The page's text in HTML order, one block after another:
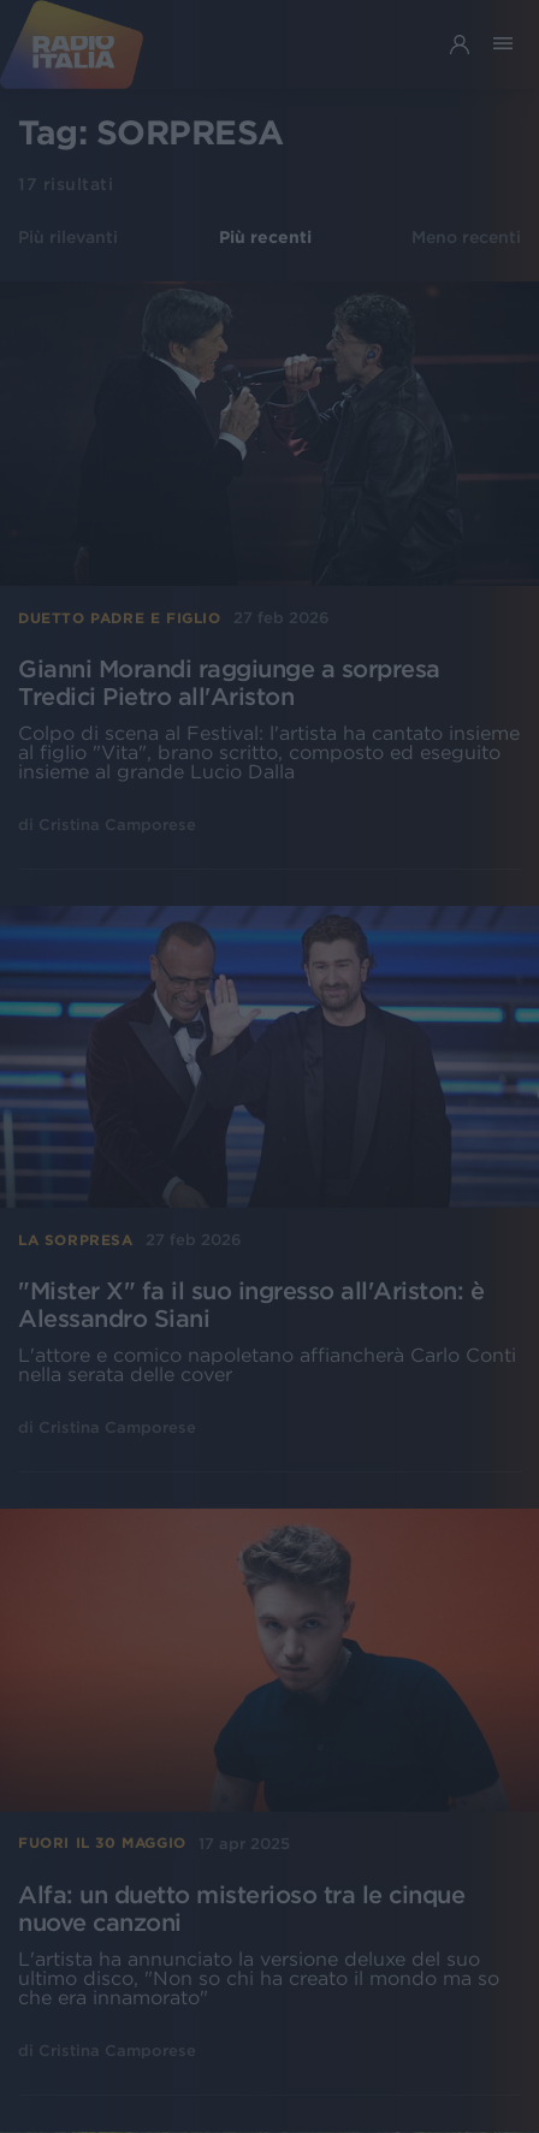
Tag: SORPRESA
17 risultati
Più rilevanti Più recenti Meno recenti
DUETTO PADRE E FIGLIO 27 feb 2026
Gianni Morandi raggiunge a sorpresa
Tredici Pietro all'Ariston
Colpo di scena al Festival: l'artista ha cantato insieme
al figlio "Vita", brano scritto, composto ed eseguito
insieme al grande Lucio Dalla
di Cristina Camporese
LA SORPRESA 27 feb 2026
"Mister X" fa il suo ingresso all'Ariston: è
Alessandro Siani
L'attore e comico napoletano affiancherà Carlo Conti
nella serata delle cover
di Cristina Camporese
FUORI IL 30 MAGGIO 17 apr 2025
Alfa: un duetto misterioso tra le cinque
nuove canzoni
L'artista ha annunciato la versione deluxe del suo
ultimo disco, "Non so chi ha creato il mondo ma so
che era innamorato"
di Cristina Camporese